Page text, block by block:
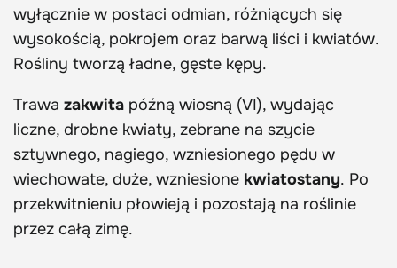
wyłącznie w postaci odmian, różniących się
wysokością, pokrojem oraz barwą liści i kwiatów.
Rośliny tworzą ładne, gęste kępy.
Trawa zakwita późną wiosną (VI), wydając
liczne, drobne kwiaty, zebrane na szycie
sztywnego, nagiego, wzniesionego pędu w
wiechowate, duże, wzniesione kwiatostany. Po
przekwitnieniu płowieją i pozostają na roślinie
przez całą zimę.